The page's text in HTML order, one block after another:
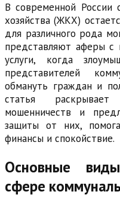
В современной России
хозяйства (ЖКХ)
для различного рода
представляют аферы с
услуги, когда
представителей
обмануть граждан и
статья
мошенничеств и
защиты от них,
финансы и спокойствие.
Основные
сфере